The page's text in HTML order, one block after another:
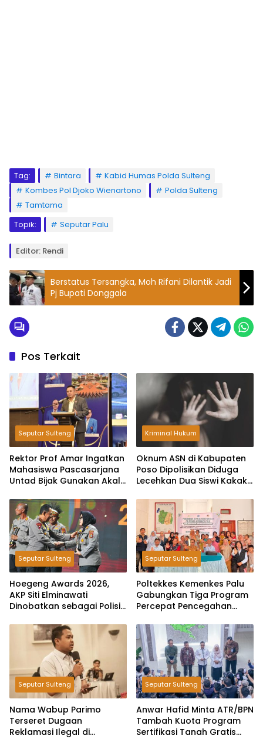
Tag: Bintara
Kabid Humas Polda Sulteng
Kombes Pol Djoko Wienartono
Polda Sulteng
Tamtama
Topik:
Seputar Palu
Editor: Rendi
Berstatus Tersangka, Moh Rifani Dilantik Jadi
Pj Bupati Donggala
Pos Terkait
Seputar Sulteng
Rektor Prof Amar Ingatkan
Mahasiswa Pascasarjana
Untad Bijak Gunakan Akal
Kriminal Hukum
Oknum ASN di Kabupaten
Poso Dipolisikan Diduga
Lecehkan Dua Siswi Kakak
Seputar Sulteng
Hoegeng Awards 2026,
AKP Siti Elminawati
Dinobatkan sebagai Polisi
Anak
Seputar Sulteng
Poltekkes Kemenkes Palu
Gabungkan Tiga Program
Percepat Pencegahan
Seputar Sulteng
Nama Wabup Parimo
Terseret Dugaan
Reklamasi Ilegal di
Seputar Sulteng
Anwar Hafid Minta ATR/BPN
Tambah Kuota Program
Sertifikasi Tanah Gratis